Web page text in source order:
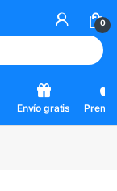
0
Envío gratis